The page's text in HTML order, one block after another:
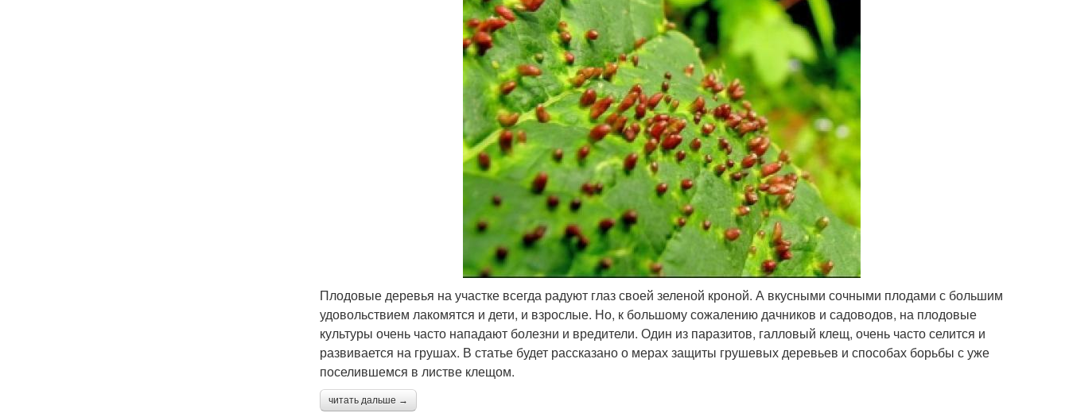
Плодовые деревья на участке всегда радуют глаз своей зеленой кроной. А вкусными сочными плодами с большим
удовольствием лакомятся и дети, и взрослые. Но, к большому сожалению дачников и садоводов, на плодовые
культуры очень часто нападают болезни и вредители. Один из паразитов, галловый клещ, очень часто селится и
развивается на грушах. В статье будет рассказано о мерах защиты грушевых деревьев и способах борьбы с уже
поселившемся в листве клещом.
читать дальше →